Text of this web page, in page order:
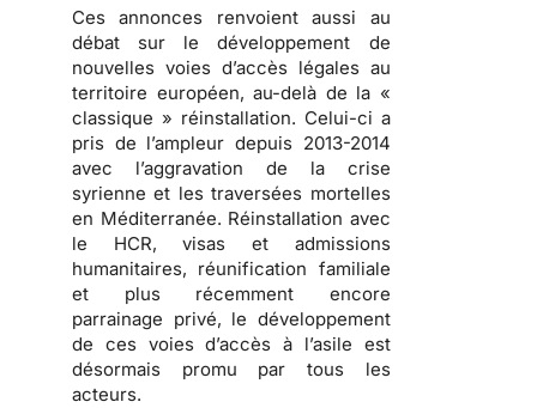
Ces annonces renvoient aussi au
débat sur le développement de
nouvelles voies d’accès légales au
territoire européen, au-delà de la «
classique » réinstallation. Celui-ci a
pris de l’ampleur depuis 2013-2014
avec l’aggravation de la crise
syrienne et les traversées mortelles
en Méditerranée. Réinstallation avec
le HCR, visas et admissions
humanitaires, réunification familiale
et plus récemment encore
parrainage privé, le développement
de ces voies d’accès à l’asile est
désormais promu par tous les
acteurs.